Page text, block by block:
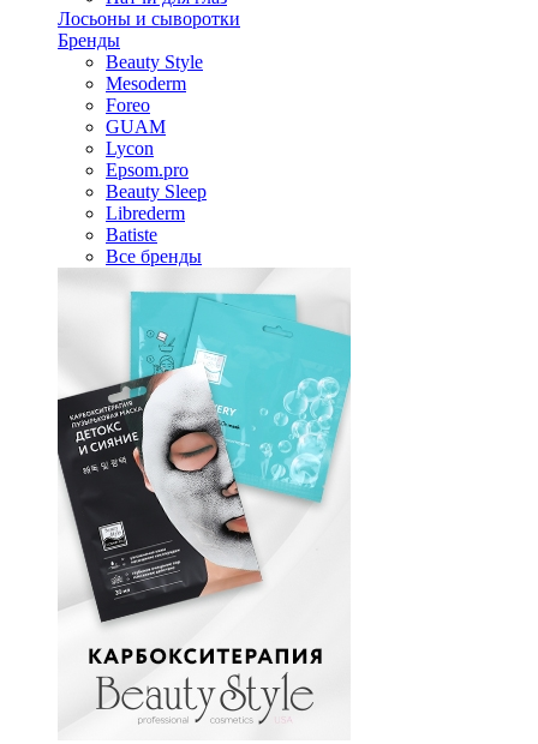
Лосьоны и сыворотки
Бренды
Beauty Style
Mesoderm
Foreo
GUAM
Lycon
Epsom.pro
Beauty Sleep
Librederm
Batiste
Все бренды